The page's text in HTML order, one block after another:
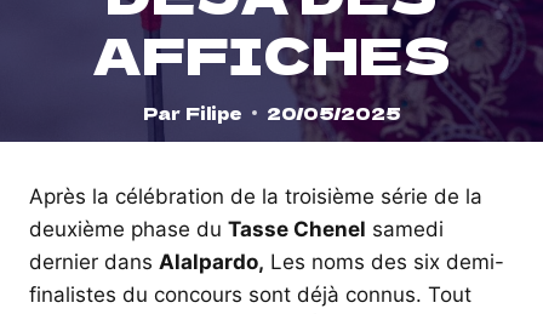
AFFICHES
Par Filipe 20/05/2025
Après la célébration de la troisième série de la
deuxième phase du Tasse Chenel samedi
dernier dans Alalpardo, Les noms des six demi-
finalistes du concours sont déjà connus. Tout